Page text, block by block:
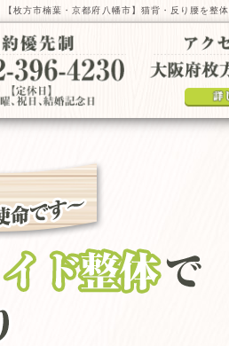
【枚方市楠葉・京都府八幡市】猫背・反り腰を整